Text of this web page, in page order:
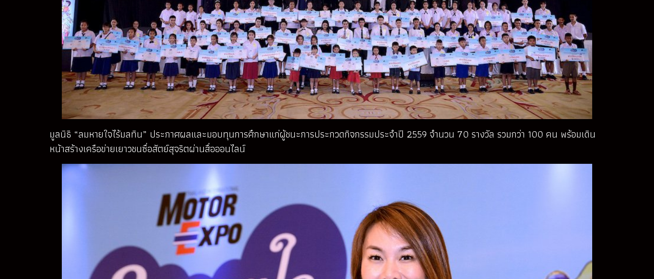
มูลนิธิ “ลมหายใจไร้มลทิน” ประกาศผลและมอบทุนการศึกษาแก่ผู้ชนะการประกวดกิจกรรมประจำปี 2559 จำนวน 70 รางวัล รวมกว่า 100 คน พร้อมเดิน
หน้าสร้างเครือข่ายเยาวชนซื่อสัตย์สุจริตผ่านสื่อออนไลน์